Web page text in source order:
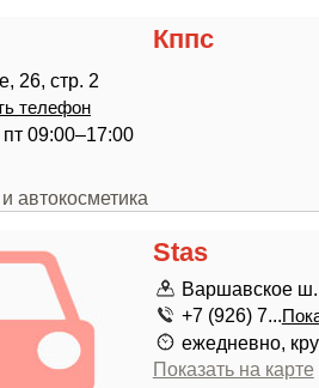
Кппс
26, стр. 2
телефон
09:00–17:00
автокосметика
Stas
Варшавское
+7 (926) 7...
ежедневно,
Показать на карте